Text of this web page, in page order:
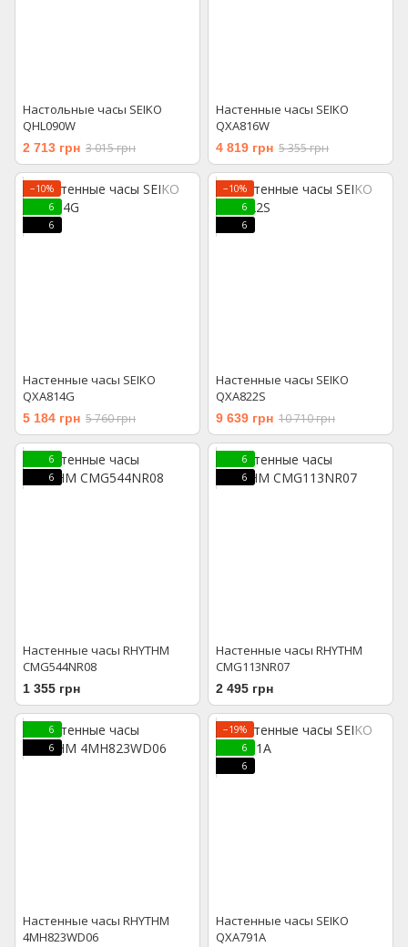
Настольные часы SEIKO
QHL090W
2 713 грн 3 015 грн
Настенные часы SEIKO
QXA816W
4 819 грн 5 355 грн
−10%
6
6
Настенные часы SEIKO
QXA814G
5 184 грн 5 760 грн
−10%
6
6
Настенные часы SEIKO
QXA822S
9 639 грн 10 710 грн
6
6
Настенные часы RHYTHM
CMG544NR08
1 355 грн
6
6
Настенные часы RHYTHM
CMG113NR07
2 495 грн
6
6
Настенные часы RHYTHM
4MH823WD06
−19%
6
6
Настенные часы SEIKO
QXA791A